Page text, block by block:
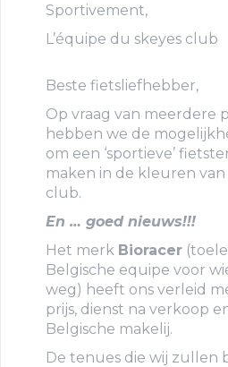
Sportivement,
L’équipe du skeyes club
Beste fietsliefhebber,
Op vraag van meerdere
hebben we de
om een ‘sportieve’
maken in de kleuren van
club.
En … goed nieuws!!!
Het merk Bioracer
Belgische equipe voor
weg) heeft ons verleid
prijs, dienst na verkoop
Belgische makelij.
De tenues die wij zullen